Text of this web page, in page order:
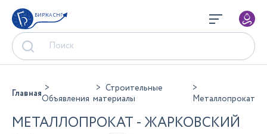
БИРЖА СНГ
ГлавнаяОбъявления
Строительные
материалы
Металлопрокат
МЕТАЛЛОПРОКАТ - ЖАРКОВСКИЙ